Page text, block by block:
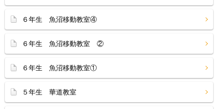
６年生 魚沼移動教室④
６年生 魚沼移動教室 ②
６年生 魚沼移動教室①
５年生 華道教室